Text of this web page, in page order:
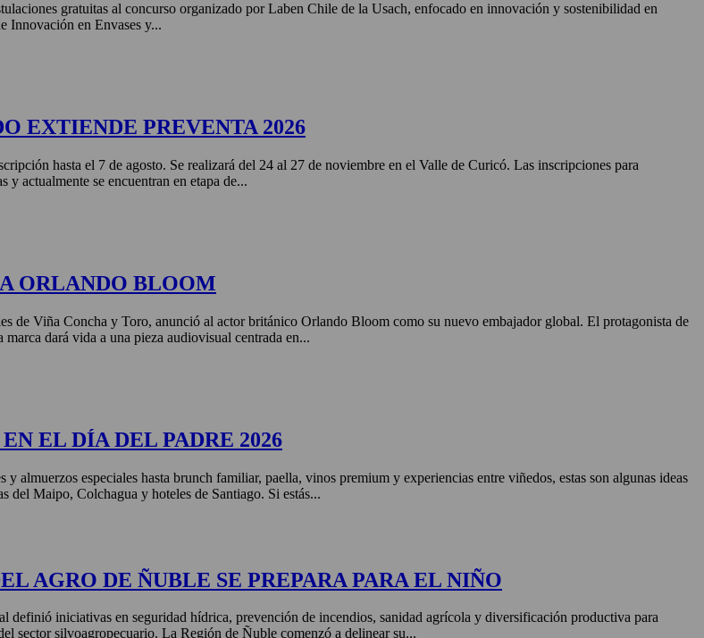
gratuitas al concurso organizado por Laben Chile de la Usach, enfocado en innovación y sostenibilidad en
Innovación en Envases y...
EXTIENDE PREVENTA 2026
hasta el 7 de agosto. Se realizará del 24 al 27 de noviembre en el Valle de Curicó. Las inscripciones para
y actualmente se encuentran en etapa de...
ORLANDO BLOOM
de Viña Concha y Toro, anunció al actor británico Orlando Bloom como su nuevo embajador global. El protagonista de
dará vida a una pieza audiovisual centrada en...
EL DÍA DEL PADRE 2026
y almuerzos especiales hasta brunch familiar, paella, vinos premium y experiencias entre viñedos, estas son algunas ideas
del Maipo, Colchagua y hoteles de Santiago. Si estás...
AGRO DE ÑUBLE SE PREPARA PARA EL NIÑO
definió iniciativas en seguridad hídrica, prevención de incendios, sanidad agrícola y diversificación productiva para
sector silvoagropecuario. La Región de Ñuble comenzó a delinear su...